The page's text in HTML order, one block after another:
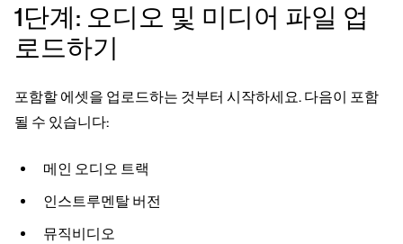
1단계: 오디오 및 미디어 파일 업
로드하기
포함할 에셋을 업로드하는 것부터 시작하세요. 다음이 포함
될 수 있습니다:
메인 오디오 트랙
인스트루멘탈 버전
뮤직비디오